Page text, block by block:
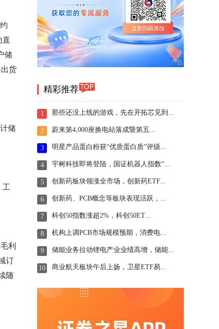
直
储
货
储
工
利
订
随
精彩推荐
1 那些还没上线的游戏，先在开拓芯见到...
2 蔚来第4,000座换电站落成暨第五...
3 明星产品蛋白粉获“优质蛋白质”评级...
4 宇树科技即将登陆，国证机器人指数“...
5 创新药板块领涨全市场，创新药ETF...
6 创新药、PCB概念等板块表现活跃，...
7 科创50指数涨超2%，科创50ET...
8 机构上调PCB市场规模预期，消费电...
9 储能业务拉动锂电产业业绩高增，储能...
10 商业航天板块午后上扬，卫星ETF易...